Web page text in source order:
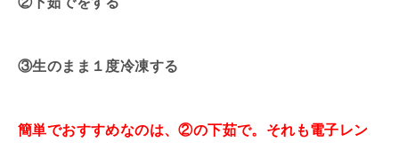
③生のまま１度冷凍する
簡単でおすすめなのは、②の下茹で。それも電子レン